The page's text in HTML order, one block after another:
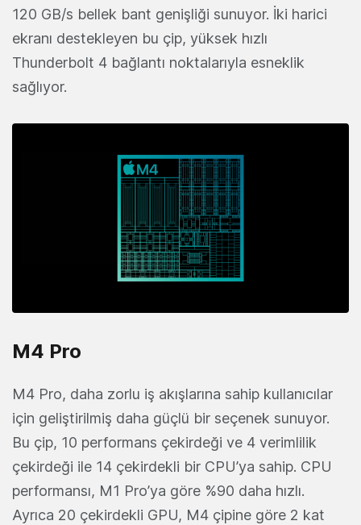
120 GB/s bellek bant genişliği sunuyor. İki harici
ekranı destekleyen bu çip, yüksek hızlı
Thunderbolt 4 bağlantı noktalarıyla esneklik
sağlıyor.
M4 Pro
M4 Pro, daha zorlu iş akışlarına sahip kullanıcılar
için geliştirilmiş daha güçlü bir seçenek sunuyor.
Bu çip, 10 performans çekirdeği ve 4 verimlilik
çekirdeği ile 14 çekirdekli bir CPU’ya sahip. CPU
performansı, M1 Pro’ya göre %90 daha hızlı.
Ayrıca 20 çekirdekli GPU, M4 çipine göre 2 kat